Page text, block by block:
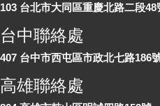
103 台北市大同區重慶北路二段48
台中聯絡處
407 台中市西屯區市政北七路186
高雄聯絡處